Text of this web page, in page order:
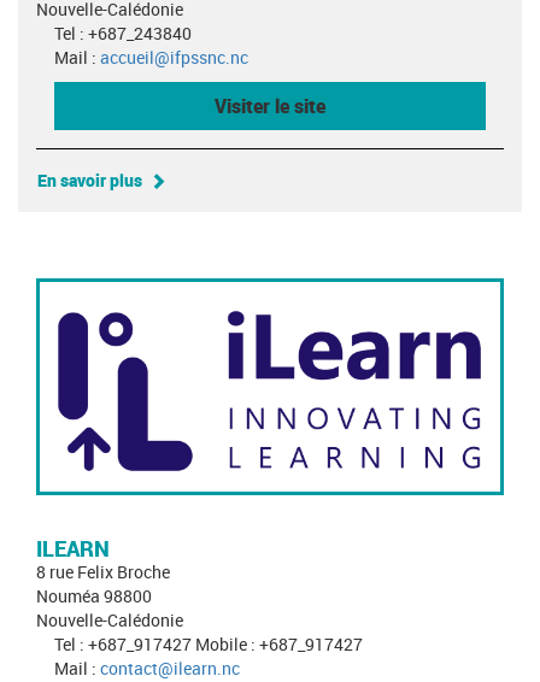
Nouvelle-Calédonie
Tel : +687_243840
Mail : accueil@ifpssnc.nc
Visiter le site
En savoir plus
ILEARN
8 rue Felix Broche
Nouméa 98800
Nouvelle-Calédonie
Tel : +687_917427 Mobile : +687_917427
Mail : contact@ilearn.nc